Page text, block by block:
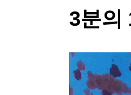
3분의